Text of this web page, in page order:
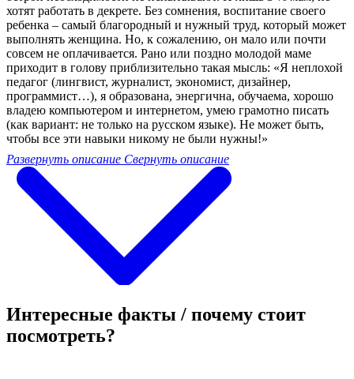
хотят работать в декрете. Без сомнения, воспитание своего
ребенка – самый благородный и нужный труд, который может
выполнять женщина. Но, к сожалению, он мало или почти
совсем не оплачивается. Рано или поздно молодой маме
приходит в голову приблизительно такая мысль: «Я неплохой
педагог (лингвист, журналист, экономист, дизайнер,
программист…), я образована, энергична, обучаема, хорошо
владею компьютером и интернетом, умею грамотно писать
(как вариант: не только на русском языке). Не может быть,
чтобы все эти навыки никому не были нужны!»
Развернуть описание Свернуть описание
Интересные факты / почему стоит
посмотреть?